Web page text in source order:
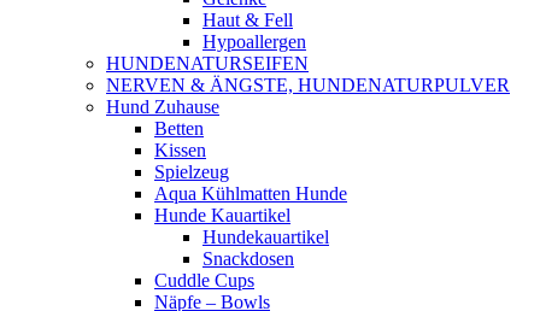
Haut & Fell
Hypoallergen
HUNDENATURSEIFEN
NERVEN & ÄNGSTE, HUNDENATURPULVER
Hund Zuhause
Betten
Kissen
Spielzeug
Aqua Kühlmatten Hunde
Hunde Kauartikel
Hundekauartikel
Snackdosen
Cuddle Cups
Näpfe – Bowls